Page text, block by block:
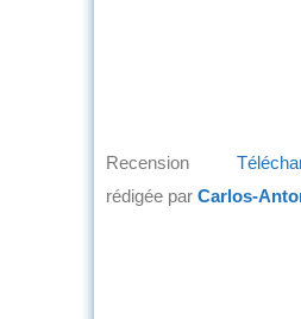
Recension
rédigée par Carlos-